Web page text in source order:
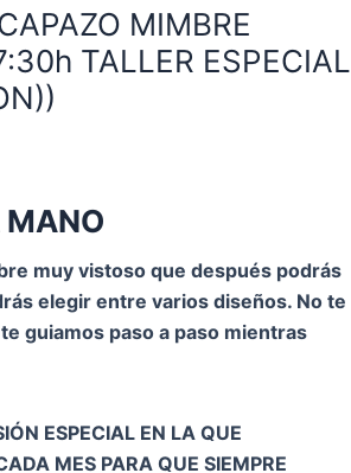
MIMBRE
TALLER ESPECIAL
MANO
muy vistoso que después podrás
elegir entre varios diseños. No te
guiamos paso a paso mientras
ESPECIAL EN LA QUE
MES PARA QUE SIEMPRE